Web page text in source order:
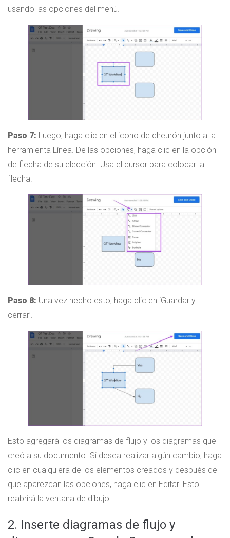
usando las opciones del menú.
Paso 7: Luego, haga clic en el icono de cheurón junto a la
herramienta Línea. De las opciones, haga clic en la opción
de flecha de su elección. Usa el cursor para colocar la
flecha.
Paso 8: Una vez hecho esto, haga clic en ‘Guardar y
cerrar’.
Esto agregará los diagramas de flujo y los diagramas que
creó a su documento. Si desea realizar algún cambio, haga
clic en cualquiera de los elementos creados y después de
que aparezcan las opciones, haga clic en Editar. Esto
reabrirá la ventana de dibujo.
2. Inserte diagramas de flujo y